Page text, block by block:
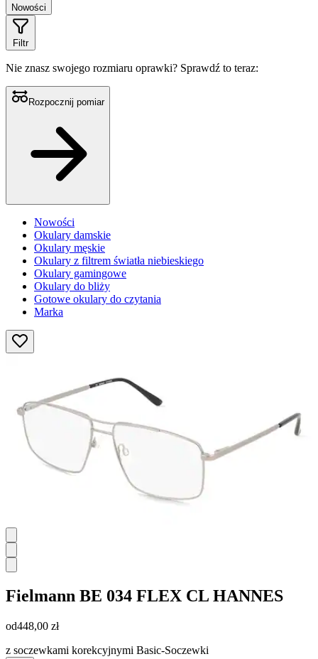
Nowości
Filtr
Nie znasz swojego rozmiaru oprawki? Sprawdź to teraz:
Rozpocznij pomiar
Nowości
Okulary damskie
Okulary męskie
Okulary z filtrem światła niebieskiego
Okulary gamingowe
Okulary do bliży
Gotowe okulary do czytania
Marka
Fielmann BE 034 FLEX CL HANNES
od448,00 zł
z soczewkami korekcyjnymi Basic-Soczewki